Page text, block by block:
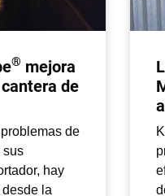
® mejora
de
de
sus
hay
la